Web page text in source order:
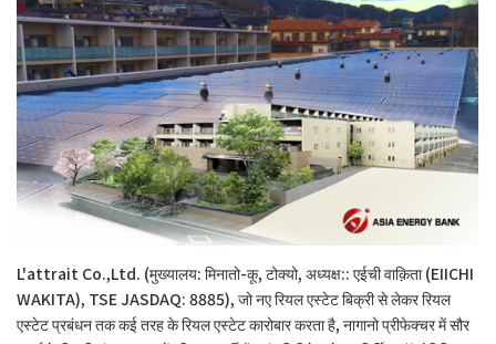
L'attrait Co.,Ltd. (मुख्यालय: मिनातो-कू, टोक्यो, अध्यक्ष:: एईची वाक़िता (EIICHI
WAKITA), TSE JASDAQ: 8885), जो नए रियल एस्टेट बिक्री से लेकर रियल
एस्टेट प्रबंधन तक कई तरह के रियल एस्टेट कारोबार करता है, नागानो प्रीफेक्चर में सौर